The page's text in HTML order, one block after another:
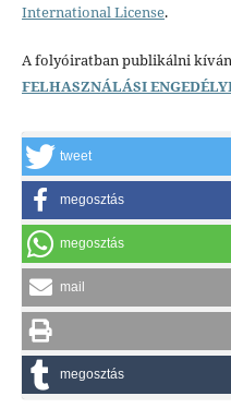
International License.
A folyóiratban publikálni
FELHASZNÁLÁSI
tweet
megosztás
megosztás
mail
megosztás